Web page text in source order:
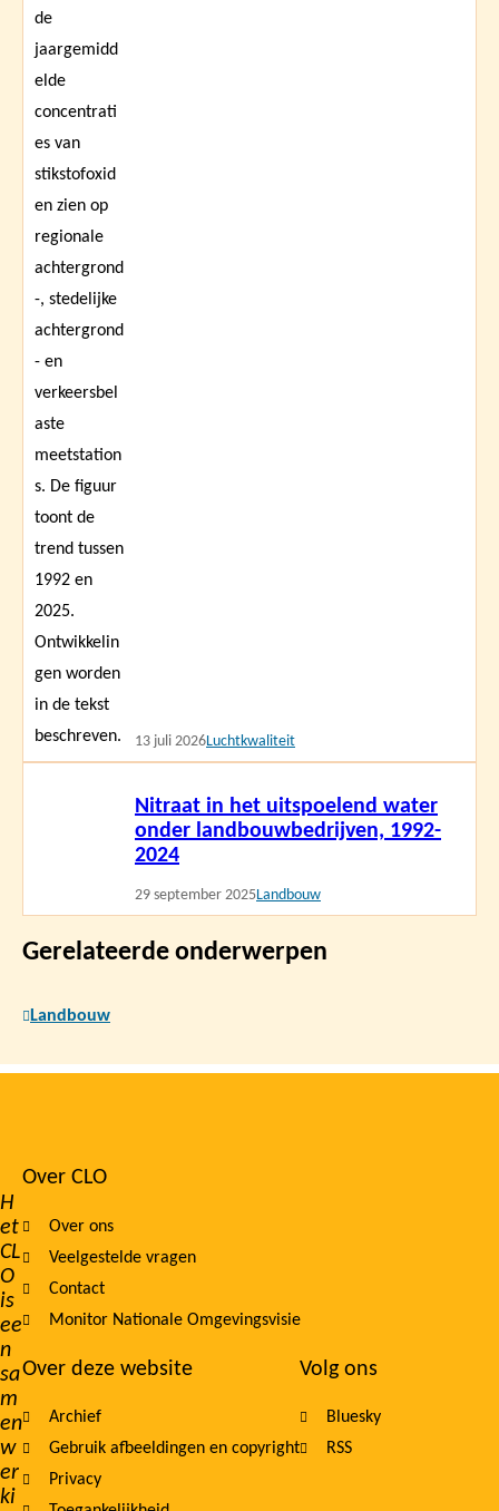
13 juli 2026Luchtkwaliteit
Nitraat in het uitspoelend water
onder landbouwbedrijven, 1992-
2024
29 september 2025Landbouw
Gerelateerde onderwerpen
Landbouw
H
et
CL
O
is
ee
n
sa
m
en
w
er
ki
Footer
navigation
Over CLO
Over ons
Veelgestelde vragen
Contact
Monitor Nationale Omgevingsvisie
Over deze website
Archief
Gebruik afbeeldingen en copyright
Privacy
Volg ons
Bluesky
RSS